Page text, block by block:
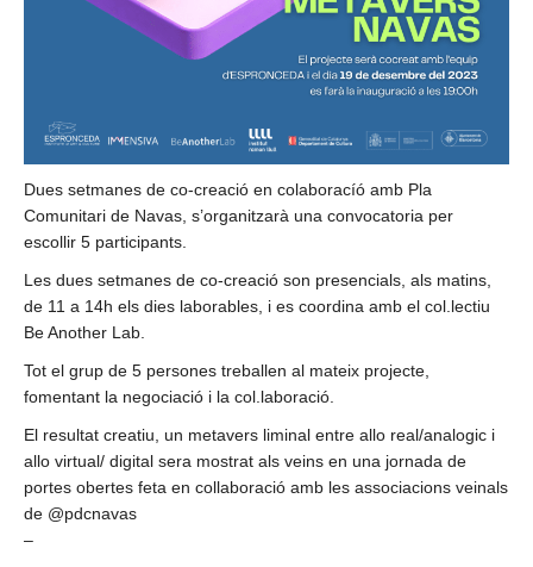
Dues setmanes de co-creació en colaboracíó amb Pla
Comunitari de Navas, s’organitzarà una convocatoria per
escollir 5 participants.
Les dues setmanes de co-creació son presencials, als matins,
de 11 a 14h els dies laborables, i es coordina amb el col.lectiu
Be Another Lab.
Tot el grup de 5 persones treballen al mateix projecte,
fomentant la negociació i la col.laboració.
El resultat creatiu, un metavers liminal entre allo real/analogic i
allo virtual/ digital sera mostrat als veins en una jornada de
portes obertes feta en collaboració amb les associacions veinals
de @pdcnavas
–